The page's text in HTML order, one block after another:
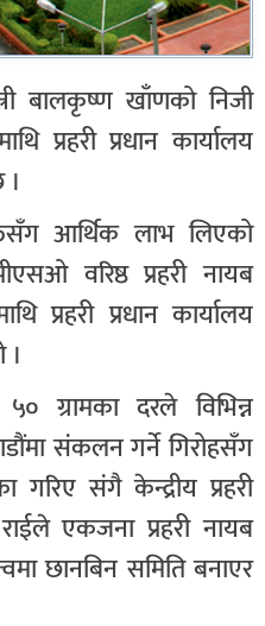
बालकृष्ण खाँणको निजी
प्रहरी प्रधान कार्यालय
आर्थिक लाभ लिएको
वरिष्ठ प्रहरी नायब
प्रहरी प्रधान कार्यालय
ग्रामका दरले विभिन्न
संकलन गर्ने गिरोहसँग
संगै केन्द्रीय प्रहरी
एकजना प्रहरी नायब
छानबिन समिति बनाएर